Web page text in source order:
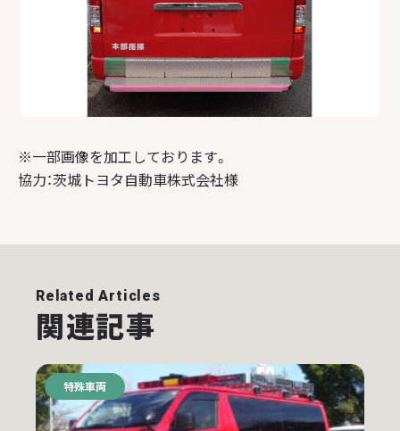
※一部画像を加工しております。
協力：茨城トヨタ自動車株式会社様
Related Articles
関連記事
特殊車両